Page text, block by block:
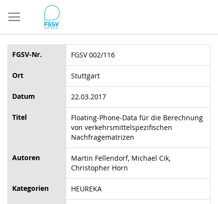
zum
Inhalt
FGSV-Nr. FGSV 002/116
Ort Stuttgart
Datum 22.03.2017
Titel
Floating-Phone-Data für die Berechnung
von verkehrsmittelspezifischen
Nachfragematrizen
Autoren
Martin Fellendorf, Michael Cik,
Christopher Horn
Kategorien HEUREKA